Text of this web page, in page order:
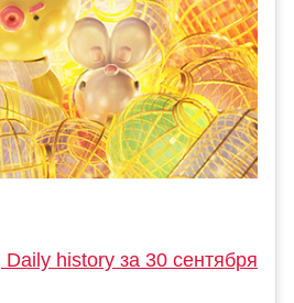
history за 30 сентября